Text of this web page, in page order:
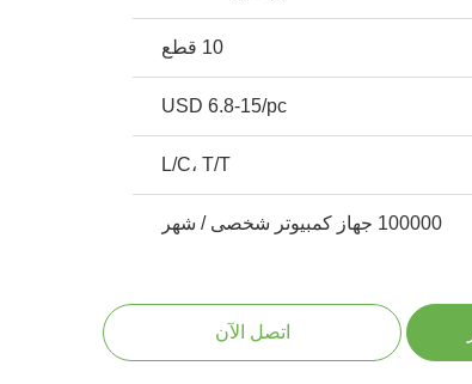
10 قطع
USD 6.8-15/pc
L/C، T/T
100000 جهاز كمبيوتر شخصى / شهر
اتصل الآن